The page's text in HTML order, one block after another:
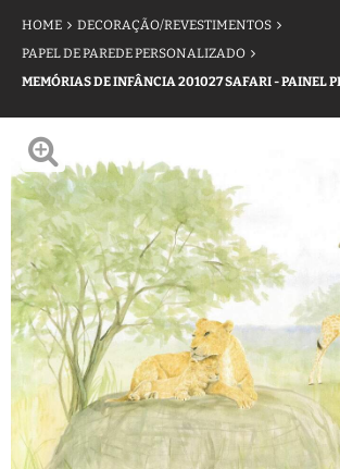
HOME
DECORAÇÃO/REVESTIMENTOS
PAPEL DE PAREDE PERSONALIZADO
MEMÓRIAS DE INFÂNCIA 201027 SAFARI - PAINEL